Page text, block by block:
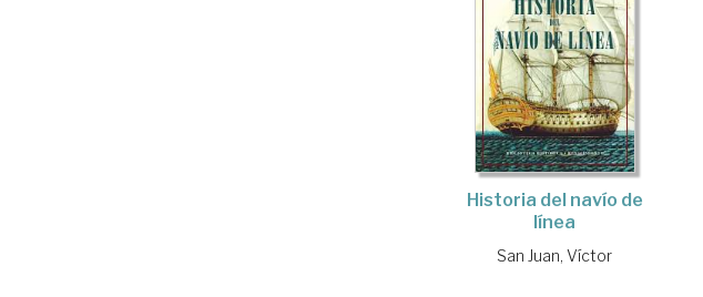
Historia del navío de
línea
San Juan, Víctor